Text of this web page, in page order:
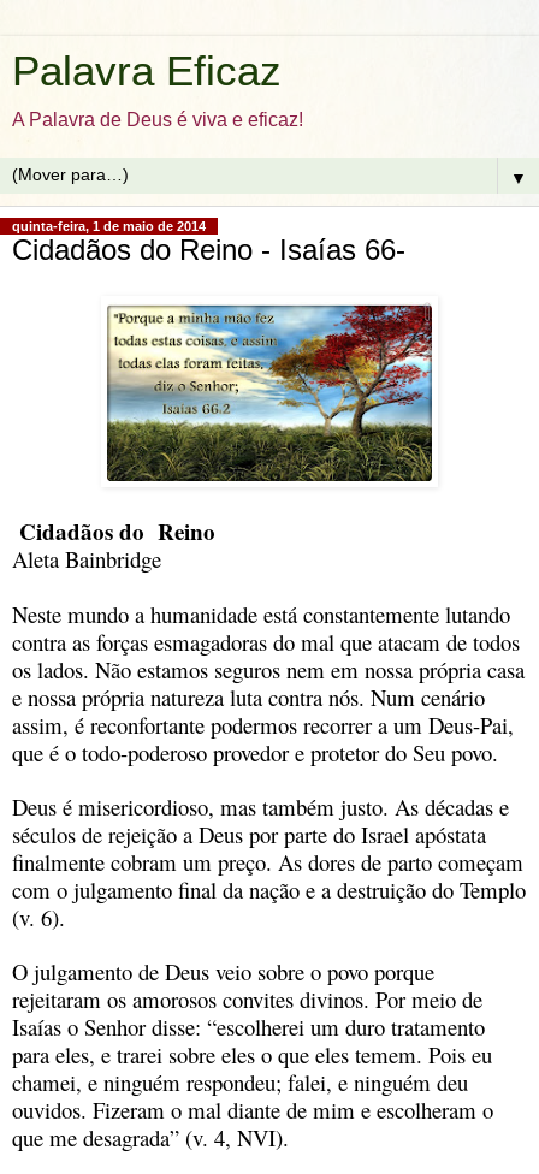
Palavra Eficaz
A Palavra de Deus é viva e eficaz!
▼
quinta-feira, 1 de maio de 2014
Cidadãos do Reino - Isaías 66-
Cidadãos do Reino
Aleta Bainbridge
Neste mundo a humanidade está constantemente lutando
contra as forças esmagadoras do mal que atacam de todos
os lados. Não estamos seguros nem em nossa própria casa
e nossa própria natureza luta contra nós. Num cenário
assim, é reconfortante podermos recorrer a um Deus-Pai,
que é o todo-poderoso provedor e protetor do Seu povo.
Deus é misericordioso, mas também justo. As décadas e
séculos de rejeição a Deus por parte do Israel apóstata
finalmente cobram um preço. As dores de parto começam
com o julgamento final da nação e a destruição do Templo
(v. 6).
O julgamento de Deus veio sobre o povo porque
rejeitaram os amorosos convites divinos. Por meio de
Isaías o Senhor disse: “escolherei um duro tratamento
para eles, e trarei sobre eles o que eles temem. Pois eu
chamei, e ninguém respondeu; falei, e ninguém deu
ouvidos. Fizeram o mal diante de mim e escolheram o
que me desagrada” (v. 4, NVI).